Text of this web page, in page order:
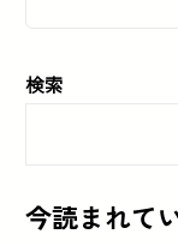
検索
今読まれて